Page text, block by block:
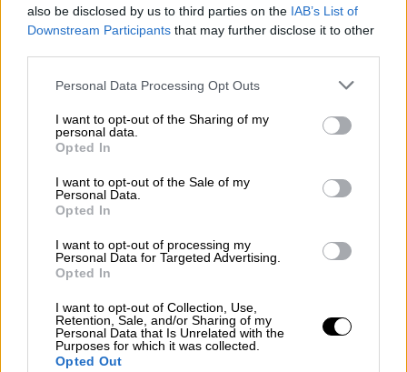
also be disclosed by us to third parties on the IAB’s List of
Downstream Participants that may further disclose it to other
Please note that this website/app uses one or more Google
not limited to your visit or usage behaviour. You may click to
grant or deny consent to Google and its third-party tags to
use your data for below specified purposes in below Google
consent section.
Personal Data Processing Opt Outs
I want to opt-out of the Sharing of my
personal data.
Opted In
I want to opt-out of the Sale of my
Personal Data.
Opted In
I want to opt-out of processing my
Personal Data for Targeted Advertising.
Opted In
I want to opt-out of Collection, Use,
Retention, Sale, and/or Sharing of my
Personal Data that Is Unrelated with the
Purposes for which it was collected.
Opted Out
Νέα αρχή προσπαθεί να κάνει και η Οξάνα. Η
εταιρία τηλεφωνικών πωλήσεων που
δούλευε μέχρι την έναρξη του πολέμου και
έκλεισε μετά τη ρωσική εισβολή,
επαναλειτουργεί και η 42χρονη Ουκρανή
δέχτηκε ήδη πρόταση για να ξαναδουλέψει.
«Και αν δεν βρίσκονταν μια οικογένεια
Ελλήνων στην αρχή να μας φιλοξενήσει θα
μέναμε στο δρόμο Ξέρω ότι στην Ελλάδα
μένουν πολλοί ρωσόφιλοι.Αλλά πρέπει οι
Έλληνες να μπουν στην θέση των Ουκρανών.
πώς αντιδράς;Αν έρχονταν ένας Τούρκος
στην Ελλάδα τι θα κάνατε; Δεν θα
προστάτευε τον τόπο του;» αναρωτιέται.